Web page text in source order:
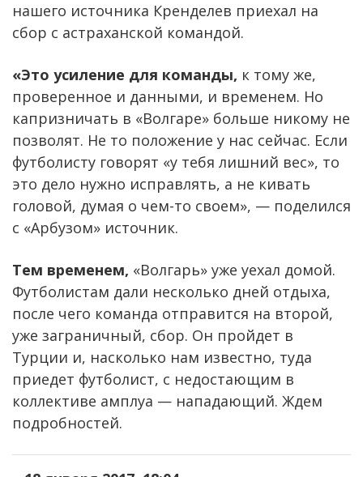
нашего источника Кренделев приехал на
сбор с астраханской командой.
«Это усиление для команды, к тому же,
проверенное и данными, и временем. Но
капризничать в «Волгаре» больше никому не
позволят. Не то положение у нас сейчас. Если
футболисту говорят «у тебя лишний вес», то
это дело нужно исправлять, а не кивать
головой, думая о чем-то своем», — поделился
с «Арбузом» источник.
Тем временем, «Волгарь» уже уехал домой.
Футболистам дали несколько дней отдыха,
после чего команда отправится на второй,
уже заграничный, сбор. Он пройдет в
Турции и, насколько нам известно, туда
приедет футболист, с недостающим в
коллективе амплуа — нападающий. Ждем
подробностей.